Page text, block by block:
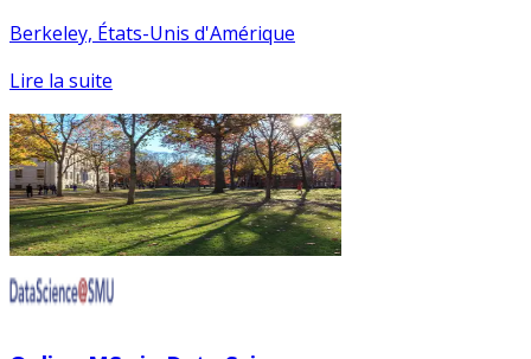
Berkeley, États-Unis d'Amérique
Lire la suite